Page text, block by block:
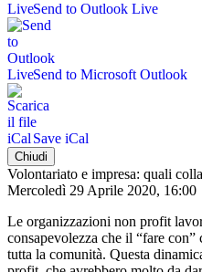
Send to Outlook Live
Send to Microsoft Outlook
Save iCal
Chiudi
Volontariato e impresa: quali
Mercoledì 29 Aprile 2020, 16:00
Le organizzazioni non profit
consapevolezza che il “fare
tutta la comunità. Questa